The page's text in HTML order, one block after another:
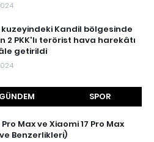
kuzeyindeki Kandil bölgesinde
2 PKK'lı terörist hava harekâtı
getirildi
GÜNDEM SPOR
Pro Max ve Xiaomi 17 Pro Max
Benzerlikleri)